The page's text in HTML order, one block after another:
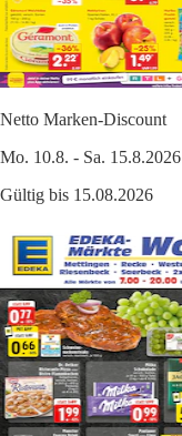
Netto Marken-Discount
Mo. 10.8. - Sa. 15.8.2026
Gültig bis 15.08.2026